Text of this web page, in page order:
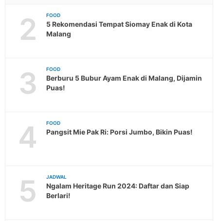
2 FOOD
5 Rekomendasi Tempat Siomay Enak di Kota
Malang
3 FOOD
Berburu 5 Bubur Ayam Enak di Malang, Dijamin
Puas!
4 FOOD
Pangsit Mie Pak Ri: Porsi Jumbo, Bikin Puas!
5 JADWAL
Ngalam Heritage Run 2024: Daftar dan Siap
Berlari!